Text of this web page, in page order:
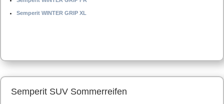
Semperit WINTER GRIP XL
Semperit SUV Sommerreifen